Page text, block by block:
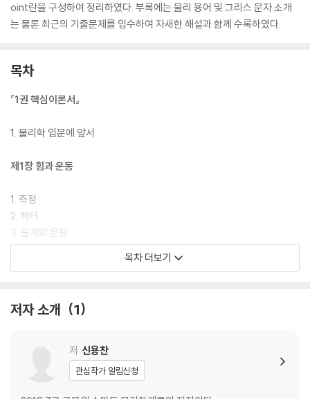
oint란을 구성하여 정리하였다. 부록에는 물리 용어 및 그리스 문자 소개
는 물론 최근의 기출문제를 입수하여 자새한 해설과 함께 수록하였다.
목차
『1권 핵심이론서』
1. 물리학 입문에 앞서
제1장 힘과 운동
1. 측정
2. 벡터
3. 물체의 운동
4. 힘과 운동의 법칙
실력향상문제
제2장 강체의 운동과 유체역학
1. 강체의 운동
목차 더보기
저자 소개 1
저 신용찬
관심작가 알림신청